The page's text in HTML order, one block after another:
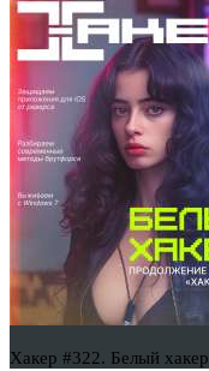
Хакер #322. Белый хакер